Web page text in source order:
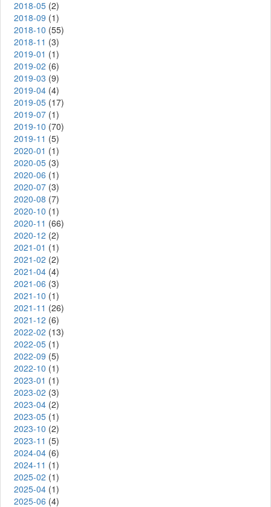
2018-05 (2)
2018-09 (1)
2018-10 (55)
2018-11 (3)
2019-01 (1)
2019-02 (6)
2019-03 (9)
2019-04 (4)
2019-05 (17)
2019-07 (1)
2019-10 (70)
2019-11 (5)
2020-01 (1)
2020-05 (3)
2020-06 (1)
2020-07 (3)
2020-08 (7)
2020-10 (1)
2020-11 (66)
2020-12 (2)
2021-01 (1)
2021-02 (2)
2021-04 (4)
2021-06 (3)
2021-10 (1)
2021-11 (26)
2021-12 (6)
2022-02 (13)
2022-05 (1)
2022-09 (5)
2022-10 (1)
2023-01 (1)
2023-02 (3)
2023-04 (2)
2023-05 (1)
2023-10 (2)
2023-11 (5)
2024-04 (6)
2024-11 (1)
2025-02 (1)
2025-04 (1)
2025-06 (4)